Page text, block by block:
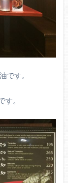
です。
。